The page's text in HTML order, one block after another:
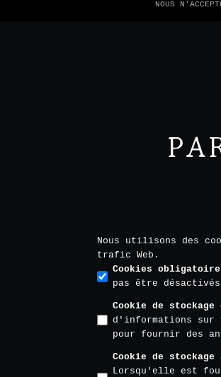
Nous utilisons des
trafic Web.
Cookies
pas être désactivés
Cookie de stockage
d'informations
pour fournir des
Cookie de stockage
Lorsqu'elle est